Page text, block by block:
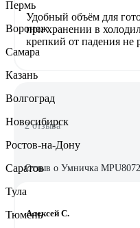
Удобный объём для
при хранении в
крепкий от падения не
2 отзыва
Отзыв о Умничка MPU8072
Алексей С.
Пермь
Воронеж
Самара
Казань
Волгоград
Новосибирск
Ростов-на-Дону
Саратов
Тула
Тюмень